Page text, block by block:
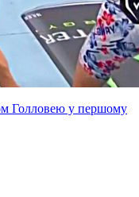
Голловею у першому